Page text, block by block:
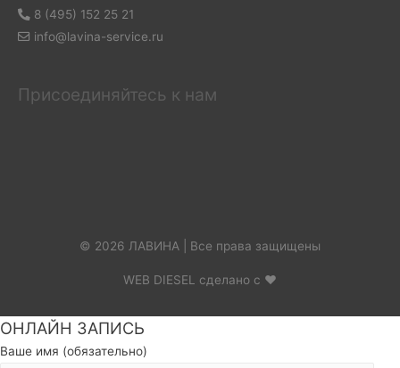
8 (495) 152 25 21
info@lavina-service.ru
Присоединяйтесь к нам
© 2026 ЛАВИНА | Все права защищены
WEB DIESEL сделано с ❤
Пролистать
наверх
ОНЛАЙН ЗАПИСЬ
Ваше имя (обязательно)